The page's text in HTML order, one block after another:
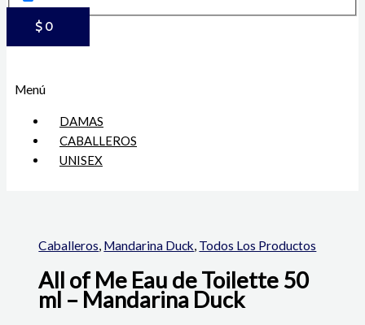
$ 0
Menú
DAMAS
CABALLEROS
UNISEX
Caballeros, Mandarina Duck, Todos Los Productos
All of Me Eau de Toilette 50
ml – Mandarina Duck